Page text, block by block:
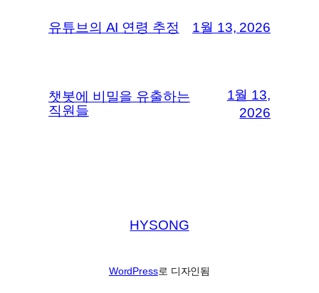
유튜브의 AI 연령 추정 1월 13, 2026
챗봇에 비밀을 유출하는
직원들
1월 13,
2026
HYSONG
WordPress로 디자인됨